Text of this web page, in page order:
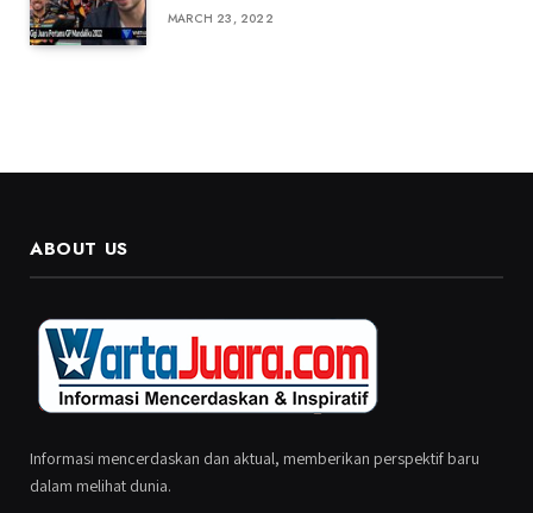
MARCH 23, 2022
ABOUT US
Informasi mencerdaskan dan aktual, memberikan perspektif baru
dalam melihat dunia.